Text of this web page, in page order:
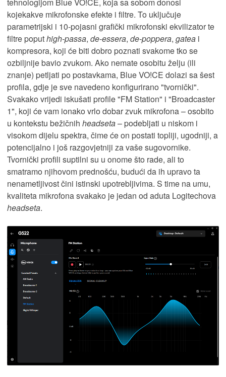
kojekakve mikrofonske efekte i filtre. To uključuje
parametrijski i 10-pojasni grafički mikrofonski ekvilizator te
filtre poputhigh-passa, de-essera, de-poppera, gatea i
kompresora, koji će biti dobro poznati svakome tko se
ozbiljnije bavio zvukom. Ako nemate osobitu želju (ili
znanje) petljati po postavkama, Blue VO!CE dolazi sa šest
profila, gdje je sve navedeno konfigurirano "tvornički".
Svakako vrijedi iskušati profile "FM Station" i "Broadcaster
1", koji će vam ionako vrlo dobar zvuk mikrofona – osobito
u kontekstu bežičnih headseta– podebljati u niskom i
visokom dijelu spektra, čime će on postati topliji, ugodniji, a
potencijalno i još razgovjetniji za vaše sugovornike.
Tvornički profili suptilni su u onome što rade, ali to
smatramo njihovom prednošću, budući da ih upravo ta
nenametljivost čini istinski upotrebljivima. S time na umu,
kvaliteta mikrofona svakako je jedan od aduta Logitechova
headseta.